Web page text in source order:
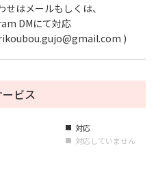
せはメールもしくは、
DMにて対応
)
ビス
■ 対応
■ 対応していません